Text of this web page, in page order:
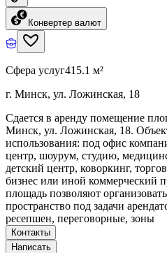
Конвертер валют
Сфера услуг415.1 м²
г. Минск, ул. Ложинская, 18
Сдается в аренду помещение
Минск, ул. Ложинская, 18.
использования: под офис
центр, шоурум, студию,
детский центр, коворкинг,
бизнес или иной коммерческий
площадь позволяют
пространство под задачи
ресепшен, переговорные, зоны
Контакты
Написать